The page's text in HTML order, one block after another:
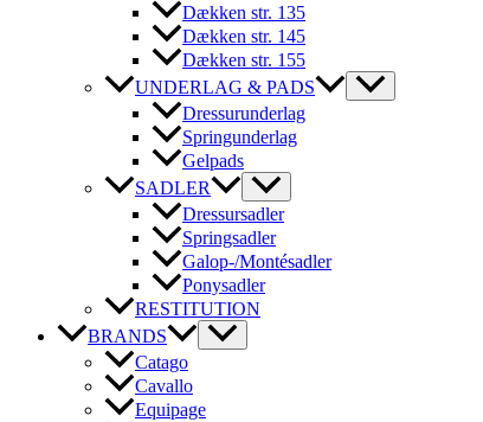
Dækken str. 135
Dækken str. 145
Dækken str. 155
UNDERLAG & PADS
Dressurunderlag
Springunderlag
Gelpads
SADLER
Dressursadler
Springsadler
Galop-/Montésadler
Ponysadler
RESTITUTION
BRANDS
Catago
Cavallo
Equipage